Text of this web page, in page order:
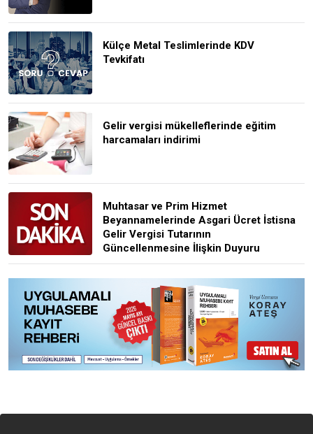
Külçe Metal Teslimlerinde KDV
Tevkifatı
Gelir vergisi mükelleflerinde eğitim
harcamaları indirimi
Muhtasar ve Prim Hizmet
Beyannamelerinde Asgari Ücret İstisna
Gelir Vergisi Tutarının
Güncellenmesine İlişkin Duyuru